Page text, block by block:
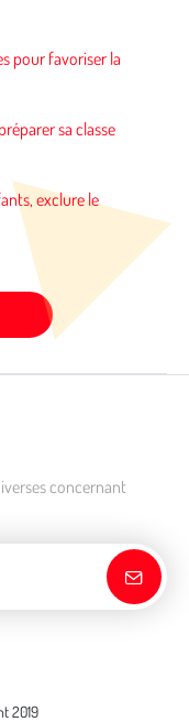
pour favoriser la
sa classe
exclure le
concernant
2019